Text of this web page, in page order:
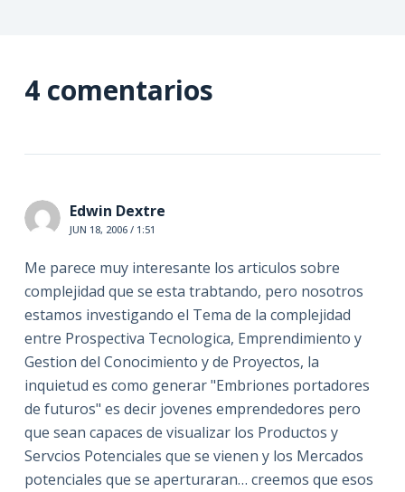
4 comentarios
Edwin Dextre
JUN 18, 2006 / 1:51
Me parece muy interesante los articulos sobre
complejidad que se esta trabtando, pero nosotros
estamos investigando el Tema de la complejidad
entre Prospectiva Tecnologica, Emprendimiento y
Gestion del Conocimiento y de Proyectos, la
inquietud es como generar "Embriones portadores
de futuros" es decir jovenes emprendedores pero
que sean capaces de visualizar los Productos y
Servcios Potenciales que se vienen y los Mercados
potenciales que se aperturaran… creemos que esos